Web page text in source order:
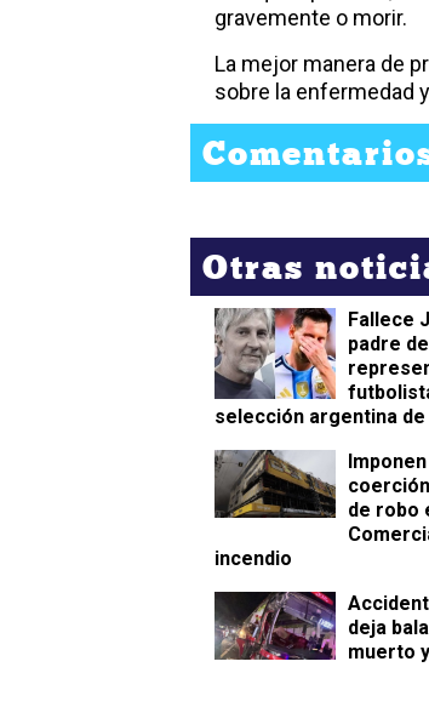
gravemente o morir.
La mejor manera de
sobre la enfermedad
Otras
Fallece
padre
selección argentina
de robo
incendio
deja
muerto